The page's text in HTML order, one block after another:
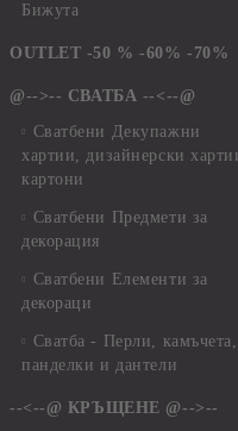
Бижута
OUTLET -50 % -60% -70%
@-->-- СВАТБА --<--@
Сватбени Декупажни
хартии, дизайнерски
картони
Сватбени Предмети за
декорация
Сватбени Елементи за
декораци
Сватба - Перли, камъчета,
панделки и дантели
--<--@ КРЪЩЕНЕ @-->--